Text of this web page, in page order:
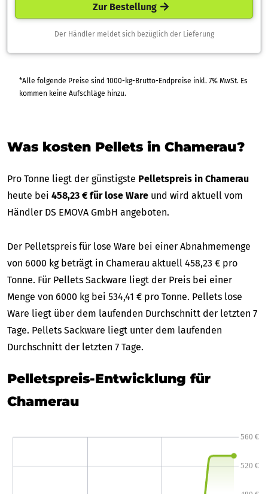
Zur Bestellung
Der Händler meldet sich bezüglich der Lieferung
*Alle folgende Preise sind 1000-kg-Brutto-Endpreise inkl. 7% MwSt. Es
kommen keine Aufschläge hinzu.
Was kosten Pellets in Chamerau?
Pro Tonne liegt der günstigste Pelletspreis in Chamerau
heute bei 458,23 € für lose Ware und wird aktuell vom
Händler DS EMOVA GmbH angeboten.
Der Pelletspreis für lose Ware bei einer Abnahmemenge
von 6000 kg beträgt in Chamerau aktuell 458,23 € pro
Tonne. Für Pellets Sackware liegt der Preis bei einer
Menge von 6000 kg bei 534,41 € pro Tonne. Pellets lose
Ware liegt über dem laufenden Durchschnitt der letzten 7
Tage. Pellets Sackware liegt unter dem laufenden
Durchschnitt der letzten 7 Tage.
Pelletspreis-Entwicklung für
Chamerau